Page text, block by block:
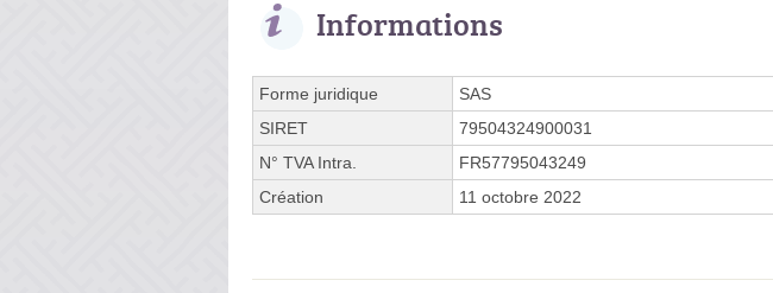
Informations
Forme juridique
SAS
SIRET
79504324900031
N° TVA Intra.
FR57795043249
Création
11 octobre 2022